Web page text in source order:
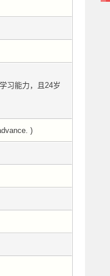
习能力，且24岁
)